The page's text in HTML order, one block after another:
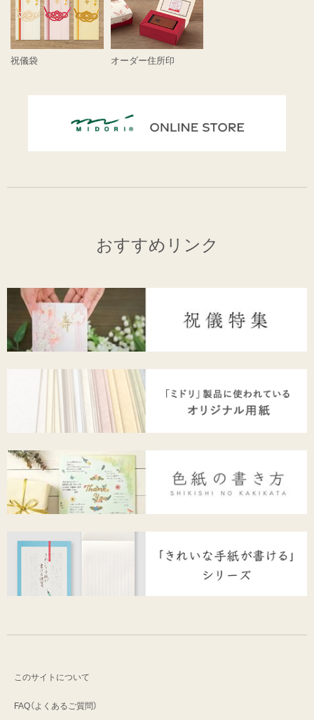
祝儀袋 オーダー住所印
おすすめリンク
このサイトについて
FAQ（よくあるご質問）